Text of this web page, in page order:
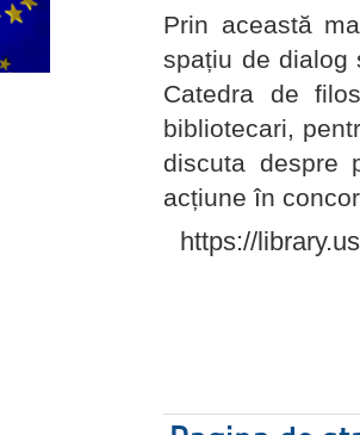
Prin această
spațiu de dialog
Catedra de
bibliotecari,
discuta despre
acțiune în
https://